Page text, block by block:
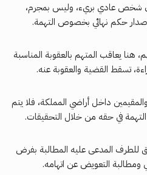
شخص عادي بريء، وليس بمجرم،
حكم نهائي بخصوص التهمة.
هنا يعاقب المتهم بالعقوبة المناسبة
تسقط القضية والعقوبة عنه.
داخل أراضي المملكة، فلا يتم
في حقه من خلال التحقيقات.
للطرف المدعى عليه المطالبة بفرض
ومطالبة التعويض عن اتهامه.